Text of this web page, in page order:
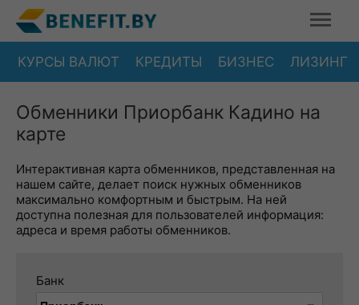
КУРСЫ ВАЛЮТ КРЕДИТЫ БИЗНЕС ЛИЗИНГ
Обменники Приорбанк Кадино на
карте
Интерактивная карта обменников, представленная на
нашем сайте, делает поиск нужных обменников
максимально комфортным и быстрым. На ней
доступна полезная для пользователей информация:
адреса и время работы обменников.
Банк